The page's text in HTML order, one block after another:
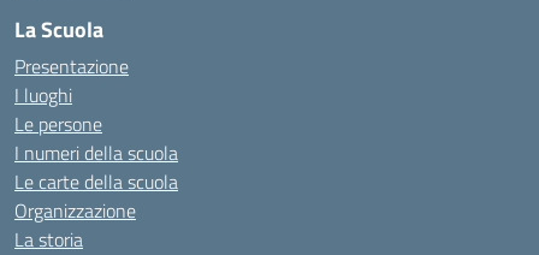
La Scuola
Presentazione
I luoghi
Le persone
I numeri della scuola
Le carte della scuola
Organizzazione
La storia